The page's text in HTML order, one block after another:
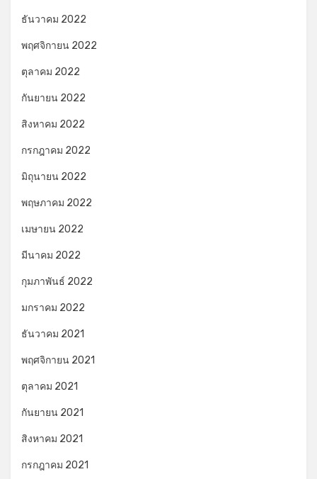
ธันวาคม 2022
พฤศจิกายน 2022
ตุลาคม 2022
กันยายน 2022
สิงหาคม 2022
กรกฎาคม 2022
มิถุนายน 2022
พฤษภาคม 2022
เมษายน 2022
มีนาคม 2022
กุมภาพันธ์ 2022
มกราคม 2022
ธันวาคม 2021
พฤศจิกายน 2021
ตุลาคม 2021
กันยายน 2021
สิงหาคม 2021
กรกฎาคม 2021